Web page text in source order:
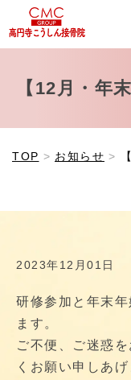
【12月・年
TOP お知らせ
2023年12月01日
研修参加と年末
ます。
ご不便、ご迷惑
くお願い申しあげ